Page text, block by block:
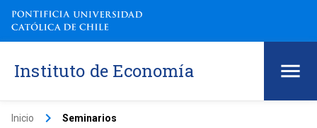
Instituto de Economía
Inicio keyboard_arrow_right Seminarios